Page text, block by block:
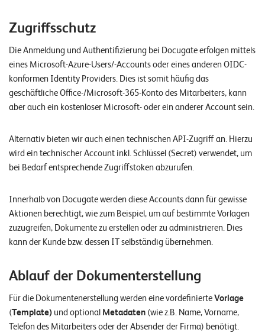
w
s
E
v
n
t
S
U
P
P
T
E
A
M
V
I
Zugriffsschutz
Die Anmeldung und Authentifizierung bei Docugate erfolgen mittels
eines Microsoft-Azure-Users/-Accounts oder eines anderen OIDC-
konformen Identity Providers. Dies ist somit häufig das
geschäftliche Office-/Microsoft-365-Konto des Mitarbeiters, kann
aber auch ein kostenloser Microsoft- oder ein anderer Account sein.
Alternativ bieten wir auch einen technischen API-Zugriff an. Hierzu
wird ein technischer Account inkl. Schlüssel (Secret) verwendet, um
bei Bedarf entsprechende Zugriffstoken abzurufen.
Innerhalb von Docugate werden diese Accounts dann für gewisse
Aktionen berechtigt, wie zum Beispiel, um auf bestimmte Vorlagen
zuzugreifen, Dokumente zu erstellen oder zu administrieren. Dies
kann der Kunde bzw. dessen IT selbständig übernehmen.
Ablauf der Dokumenterstellung
Für die Dokumentenerstellung werden eine vordefinierteVorlage
(Template) und optional Metadaten (wie z.B. Name, Vorname,
Telefon des Mitarbeiters oder der Absender der Firma) benötigt.